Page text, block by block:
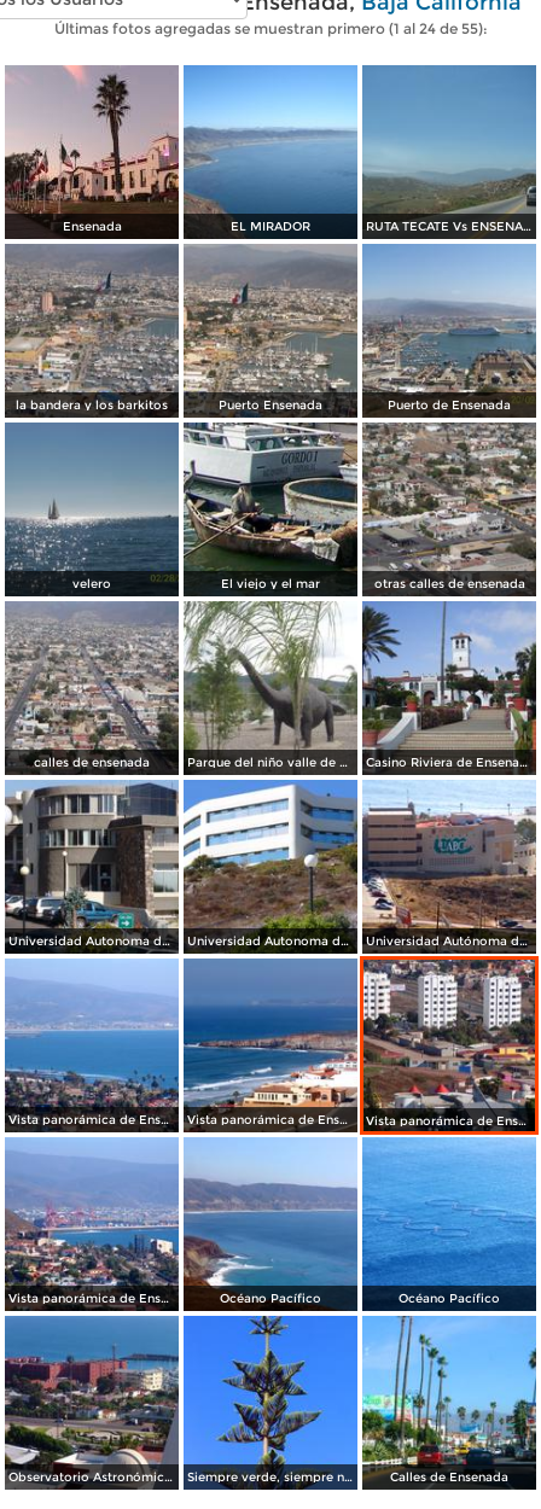
Últimas fotos agregadas se muestran primero (1 al 24 de 55):
Ensenada EL MIRADOR RUTA TECATE Vs ENSENADA
la bandera y los barkitos Puerto Ensenada Puerto de Ensenada
velero El viejo y el mar otras calles de ensenada
calles de ensenada Parque del niño valle de guadalupe Casino Riviera de Ensenada
Universidad Autonoma de México (UNAM) Universidad Autonoma de México (UNAM) Universidad Autónoma de Baja California (UABC)
Vista panorámica de Ensenada Vista panorámica de Ensenada Vista panorámica de Ensenada
Vista panorámica de Ensenada Océano Pacífico Océano Pacífico
Observatorio Astronómico Nacional Siempre verde, siempre navideño. Calles de Ensenada